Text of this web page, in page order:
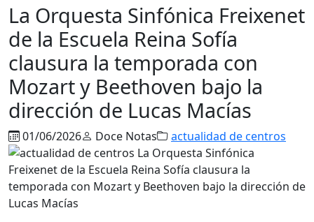
La Orquesta Sinfónica Freixenet
de la Escuela Reina Sofía
clausura la temporada con
Mozart y Beethoven bajo la
dirección de Lucas Macías
01/06/2026 Doce Notas actualidad de centros